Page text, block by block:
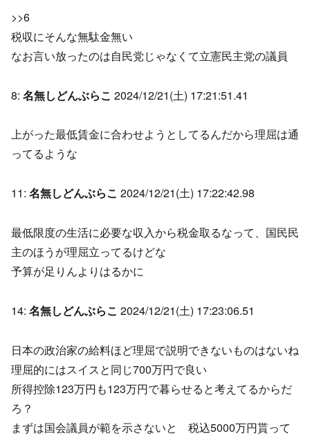
>>6
税収にそんな無駄金無い
なお言い放ったのは自民党じゃなくて立憲民主党の議員
8: 名無しどんぶらこ 2024/12/21(土) 17:21:51.41
上がった最低賃金に合わせようとしてるんだから理屈は通
ってるような
11: 名無しどんぶらこ 2024/12/21(土) 17:22:42.98
最低限度の生活に必要な収入から税金取るなって、国民民
主のほうが理屈立ってるけどな
予算が足りんよりはるかに
14: 名無しどんぶらこ 2024/12/21(土) 17:23:06.51
日本の政治家の給料ほど理屈で説明できないものはないね
理屈的にはスイスと同じ700万円で良い
所得控除123万円も123万円で暮らせると考えてるからだ
ろ？
まずは国会議員が範を示さないと 税込5000万円貰って